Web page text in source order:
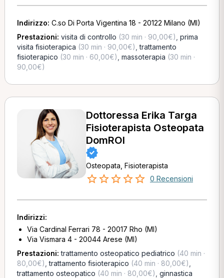
Indirizzo: C.so Di Porta Vigentina 18 - 20122 Milano (MI)
Prestazioni: visita di controllo (30 min · 90,00€) prima
visita fisioterapica (30 min · 90,00€) ,trattamento
fisioterapico (30 min · 60,00€) massoterapia (30 min ·
90,00€)
Dottoressa Erika Targa
Fisioterapista Osteopata
DomROI
Osteopata, Fisioterapista
0 Recensioni
Indirizzi:
Via Cardinal Ferrari 78 - 20017 Rho (MI)
Via Vismara 4 - 20044 Arese (MI)
Prestazioni:trattamento osteopatico pediatrico (40 min ·
80,00€) ,trattamento fisioterapico (40 min · 80,00€)
trattamento osteopatico (40 min · 80,00€) ginnastica